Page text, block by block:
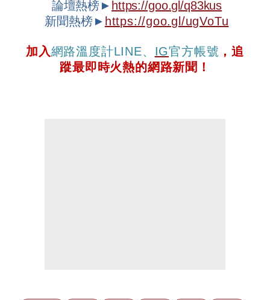
論壇熱榜► https://goo.gl/q83kus
新聞熱榜► https://goo.gl/ugVoTu
加入網路溫度計LINE、 IG官方帳號 ，追
蹤最即時火熱的網路新聞！